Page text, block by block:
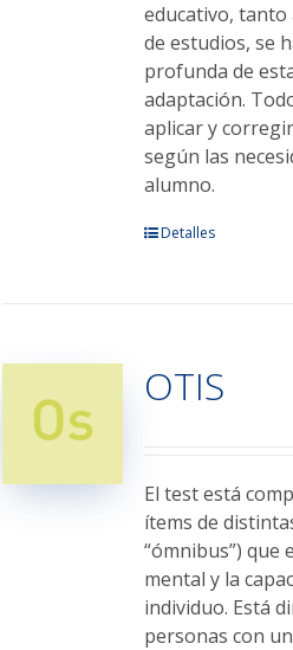
educativo,
de estudios, se
profunda de
adaptación.
aplicar y
según las
alumno.
Este
Las
opciones
elegir
en
la
página
de
producto
Detalles
OTIS
El test está
ítems de
“ómnibus”) que
mental y la
individuo. Está
personas con